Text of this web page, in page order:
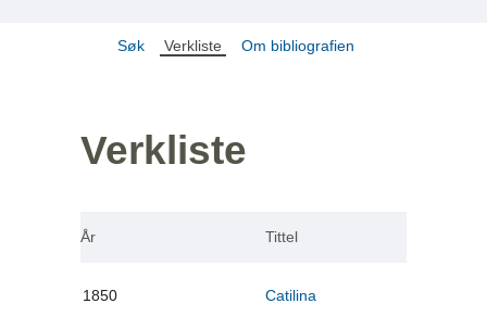
Søk Verkliste Om bibliografien
Verkliste
År Tittel
1850 Catilina